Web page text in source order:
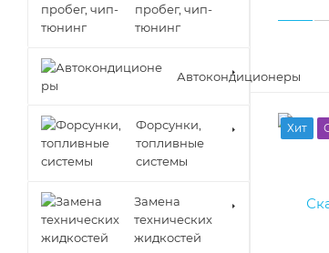
Хит
пробег, чип-
тюнинг
Автокондиционеры
Форсунки,
топливные
системы
Замена
технических
жидкостей